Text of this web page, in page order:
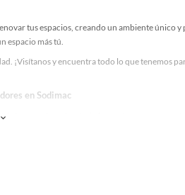
tus espacios, creando un ambiente único
espacio más tú.
¡Visítanos y encuentra todo lo que tenemos
en Sodimac
y descubre todo lo que tenemos para